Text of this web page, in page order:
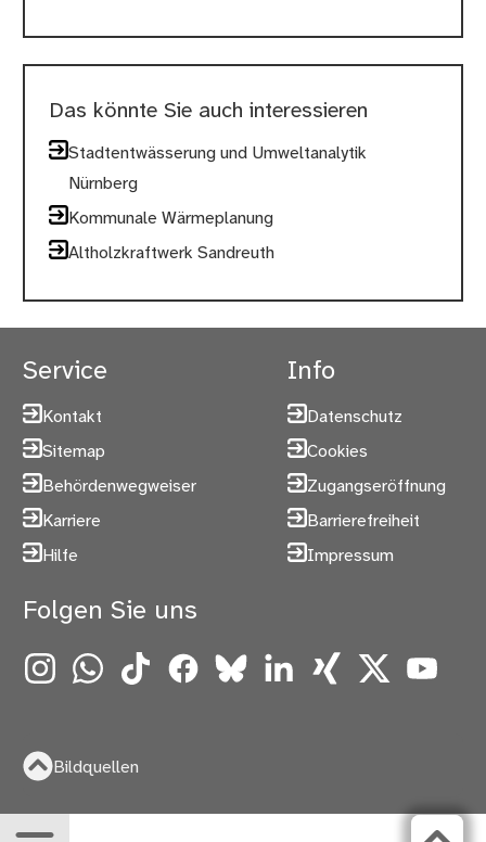
Das könnte Sie auch interessieren
Stadtentwässerung und Umweltanalytik
Nürnberg
Kommunale Wärmeplanung
Altholzkraftwerk Sandreuth
Service
Kontakt
Sitemap
Behördenwegweiser
Karriere
Hilfe
Info
Datenschutz
Cookies
Zugangseröffnung
Barrierefreiheit
Impressum
Folgen Sie uns
InstagramWhatsAppTikTokFacebookBlueskyLinkedInXing X YouTube
Bildquellen